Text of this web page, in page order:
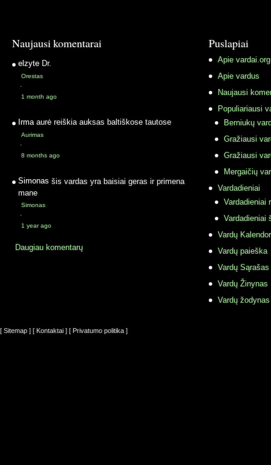
Naujausi komentarai
elzyte Dr.
Orestas
·
1 month ago
Irma aurė reiškia auksas baltiškose tautose
Aurimas
·
8 months ago
Simonas šis vardas yra baisiai geras ir primena
mane
Simonas
·
1 year ago
Daugiau komentarų
Puslapiai
Apie vardai.org
Apie vardus
Naujausi
Populiariausi
Berniukų
Gražiausi
Gražiausi
Mergaičių
Vardadieniai
Vardadieniai
Vardadieniai
Vardų
Vardų paieška
Vardų Sąrašas
Vardų Žinynas
Vardų
[ Sitemap ] [ Kontaktai ] [ Privatumo politika ]